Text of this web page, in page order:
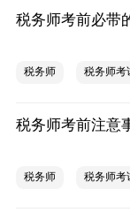
税务师 税务师考
税务师考前注意
税务师 税务师考